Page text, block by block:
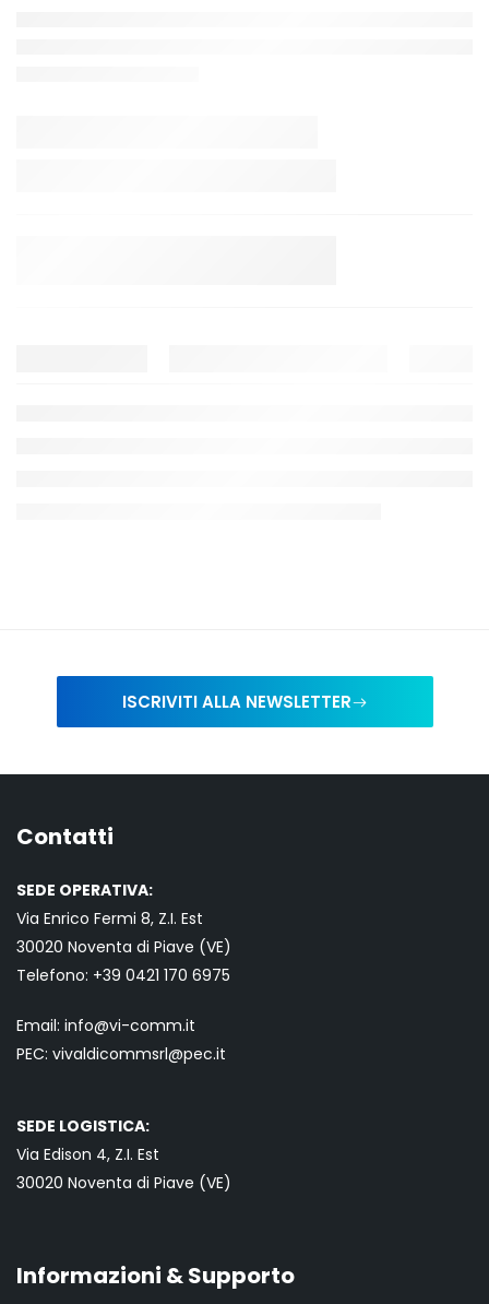
ISCRIVITI ALLA NEWSLETTER
Contatti
SEDE OPERATIVA:
Via Enrico Fermi 8, Z.I. Est
30020 Noventa di Piave (VE)
Telefono: +39 0421 170 6975
Email: info@vi-comm.it
PEC: vivaldicommsrl@pec.it
SEDE LOGISTICA:
Via Edison 4, Z.I. Est
30020 Noventa di Piave (VE)
Informazioni & Supporto